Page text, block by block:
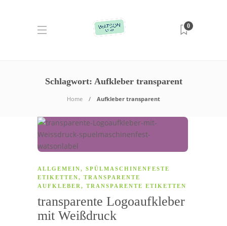
0
Schlagwort: Aufkleber transparent
Home Aufkleber transparent
ALLGEMEIN, SPÜLMASCHINENFESTE
ETIKETTEN, TRANSPARENTE
AUFKLEBER , TRANSPARENTE ETIKETTEN
transparente Logoaufkleber
mit Weißdruck